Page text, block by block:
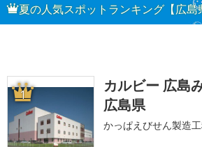
夏の人気スポットランキング【広島
1
カルビー 広島
広島県
かっぱえびせん製造